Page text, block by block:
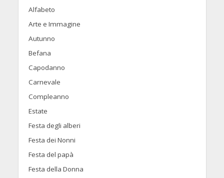
Alfabeto
Arte e Immagine
Autunno
Befana
Capodanno
Carnevale
Compleanno
Estate
Festa degli alberi
Festa dei Nonni
Festa del papà
Festa della Donna